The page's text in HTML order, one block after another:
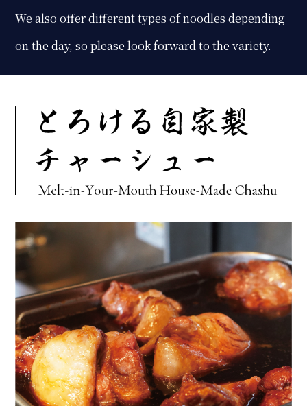
We also offer different types of noodles depending
on the day, so please look forward to the variety.